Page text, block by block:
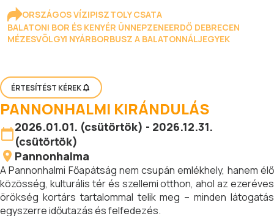
ORSZÁGOS VÍZIPISZTOLY CSATA
BALATONI BOR ÉS KENYÉR ÜNNEPZENEERDŐ DEBRECEN
MÉZESVÖLGYI NYÁRBORBUSZ A BALATONNÁLJEGYEK
ÉRTESÍTÉST KÉREK
PANNONHALMI KIRÁNDULÁS
2026.01.01. (csütörtök) - 2026.12.31.
(csütörtök)
Pannonhalma
A Pannonhalmi Főapátság nem csupán emlékhely, hanem élő
közösség, kulturális tér és szellemi otthon, ahol az ezeréves
örökség kortárs tartalommal telik meg – minden látogatás
egyszerre időutazás és felfedezés.